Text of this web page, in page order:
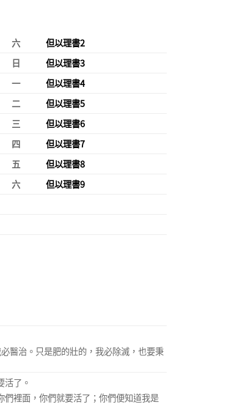
六
但以理書2
日
但以理書3
一
但以理書4
二
但以理書5
三
但以理書6
四
但以理書7
五
但以理書8
六
但以理書9
醫治。只是肥的壯的，我必除滅，也要秉
了。
裡面，你們就要活了；你們便知道我是